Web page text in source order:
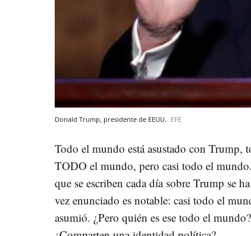
Donald Trump, presidente de EEUU. EFE
Todo el mundo está asustado con
TODO el mundo, pero casi todo el
que se escriben cada día sobre Trump se
vez enunciado es notable: casi todo el
asumió. ¿Pero quién es ese todo el